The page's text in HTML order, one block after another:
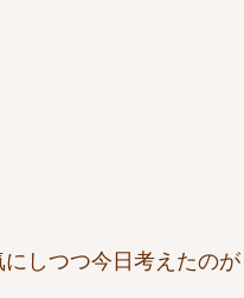
しつつ今日考えたの